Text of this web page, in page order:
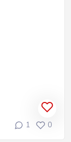
1 0